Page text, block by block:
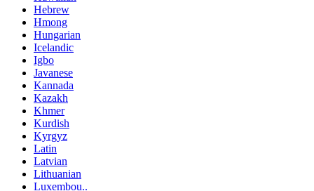
Hebrew
Hmong
Hungarian
Icelandic
Igbo
Javanese
Kannada
Kazakh
Khmer
Kurdish
Kyrgyz
Latin
Latvian
Lithuanian
Luxembou..